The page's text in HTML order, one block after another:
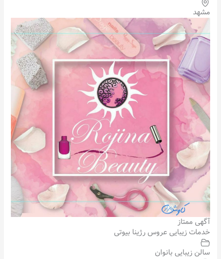
مشهد
آگهی ممتاز
خدمات زیبایی عروس رژینا بیوتی
سالن زیبایی بانوان